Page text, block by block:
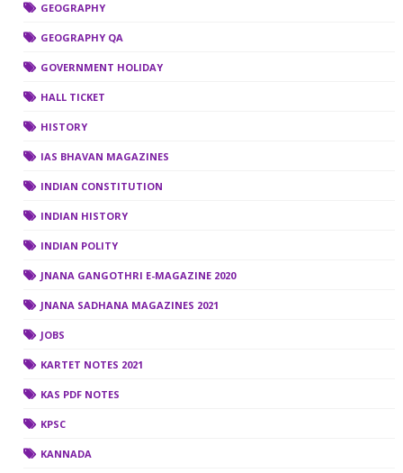
GEOGRAPHY
GEOGRAPHY QA
GOVERNMENT HOLIDAY
HALL TICKET
HISTORY
IAS BHAVAN MAGAZINES
INDIAN CONSTITUTION
INDIAN HISTORY
INDIAN POLITY
JNANA GANGOTHRI E-MAGAZINE 2020
JNANA SADHANA MAGAZINES 2021
JOBS
KARTET NOTES 2021
KAS PDF NOTES
KPSC
KANNADA